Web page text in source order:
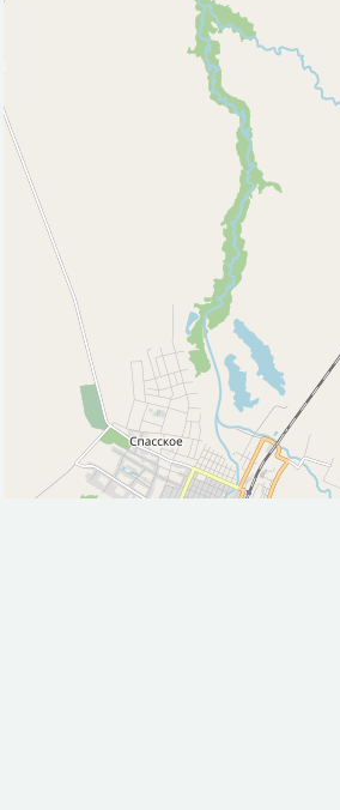
Фастфуд (3)
Церковь (1)
Часовня (1)
Исторические объекты
Памятник (11)
Природные объекты
Вершина горы, холма (1)
Вход в пещеру (1)